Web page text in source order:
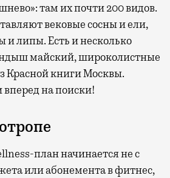
там ихпочти 200 видов.
вековые сосны и ели,
и липы. Есть и несколько
майский, широколистные
Красной книги Москвы.
на поиски!
план начинается не с
или абонемента в фитнес,